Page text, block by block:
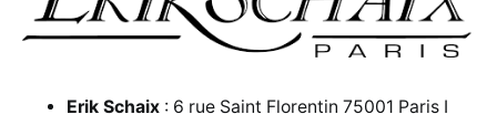
Erik Schaix : 6 rue Saint Florentin 75001 Paris I